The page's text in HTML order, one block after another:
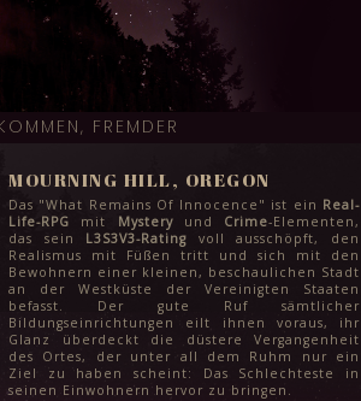
FREMDER
MOURNING HILL, OREGON
Das "What Remains Of Innocence" ist ein Real-
Life-RPG mit Mysteryund Crime-Elementen,
das sein L3S3V3-Rating voll ausschöpft, den
Realismus mit Füßen tritt und sich mit den
Bewohnern einer kleinen, beschaulichen Stadt
an der Westküste der Vereinigten Staaten
befasst. Der gute Ruf sämtlicher
Bildungseinrichtungen eilt ihnen voraus, ihr
Glanz überdeckt die düstere Vergangenheit
des Ortes, der unter all dem Ruhm nur ein
Ziel zu haben scheint: Das Schlechteste in
seinen Einwohnern hervor zu bringen.